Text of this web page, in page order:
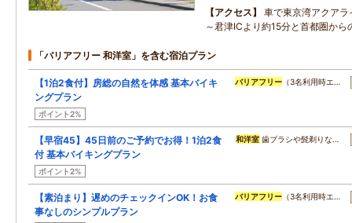
アクセス
車で東京湾アクア
～君津ICより約15分と首都圏から
「バリアフリー 和洋室」を含む宿泊プラン
【1泊2食付】房総の自然を体感 基本バイキ
ングプラン
ポイント2%
バリアフリー （3名利用時エ…
【早宿45】45日前のご予約でお得！1泊2食
付 基本バイキングプラン
ポイント2%
和洋室 歯ブラシや髭剃りな…
【素泊まり】遅めのチェックインOK！お食
事なしのシンプルプラン
バリアフリー （3名利用時エ…